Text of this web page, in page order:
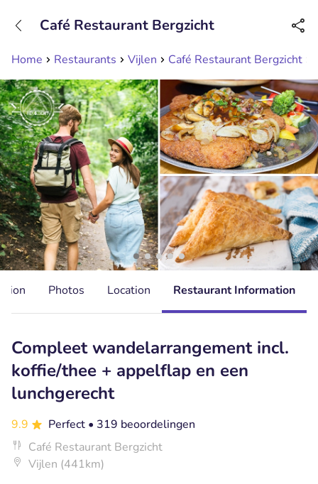
Available until 23:00
Home Restaurants Vijlen Café Restaurant Bergzicht
Café Restaurant Bergzicht
Photos Location Restaurant Information
Compleet wandelarrangement incl.
koffie/thee + appelflap en een
lunchgerecht
9.9 Perfect • 319 beoordelingen
Café Restaurant Bergzicht
Vijlen (441km)